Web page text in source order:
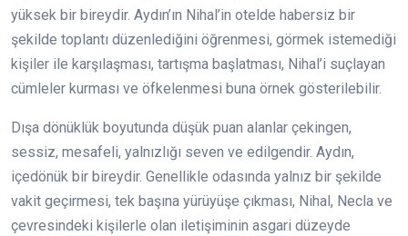
yüksek bir bireydir. Aydın’ın Nihal’in otelde habersiz bir
şekilde toplantı düzenlediğini öğrenmesi, görmek istemediği
kişiler ile karşılaşması, tartışma başlatması, Nihal’i suçlayan
cümleler kurması ve öfkelenmesi buna örnek gösterilebilir.
Dışa dönüklük boyutunda düşük puan alanlar çekingen,
sessiz, mesafeli, yalnızlığı seven ve edilgendir. Aydın,
içedönük bir bireydir. Genellikle odasında yalnız bir şekilde
vakit geçirmesi, tek başına yürüyüşe çıkması, Nihal, Necla ve
çevresindeki kişilerle olan iletişiminin asgari düzeyde